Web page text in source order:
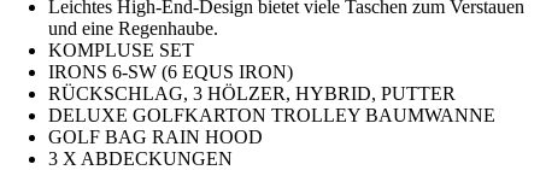
Leichtes High-End-Design bietet viele Taschen zum Verstauen
und eine Regenhaube.
KOMPLUSE SET
IRONS 6-SW (6 EQUS IRON)
RÜCKSCHLAG, 3 HÖLZER, HYBRID, PUTTER
DELUXE GOLFKARTON TROLLEY BAUMWANNE
GOLF BAG RAIN HOOD
3 X ABDECKUNGEN